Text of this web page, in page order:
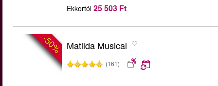
Ekkortól 25 503 Ft
-50% Matilda Musical
(161)